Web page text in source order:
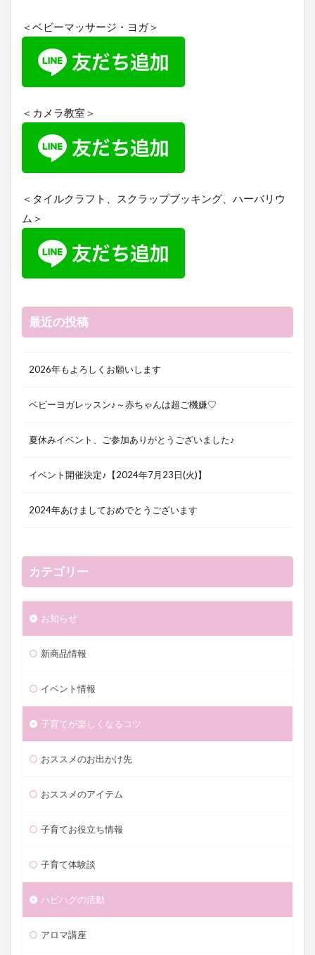
＜ベビーマッサージ・ヨガ＞
＜カメラ教室＞
＜タイルクラフト、スクラップブッキング、ハーバリウ
ム＞
最近の投稿
2026年もよろしくお願いします
ベビーヨガレッスン♪～赤ちゃんは超ご機嫌♡
夏休みイベント、ご参加ありがとうございました♪
イベント開催決定♪【2024年7月23日(火)】
2024年あけましておめでとうございます
カテゴリー
お知らせ
新商品情報
イベント情報
子育てが楽しくなるコツ
おススメのお出かけ先
おススメのアイテム
子育てお役立ち情報
子育て体験談
ハピハグの活動
アロマ講座